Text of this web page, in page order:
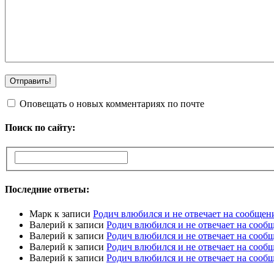
Оповещать о новых комментариях по почте
Поиск по сайту:
Последние ответы:
Марк к записи Родич влюбился и не отвечает на
Валерий к записи Родич влюбился и не отвечает на
Валерий к записи Родич влюбился и не отвечает на
Валерий к записи Родич влюбился и не отвечает на
Валерий к записи Родич влюбился и не отвечает на